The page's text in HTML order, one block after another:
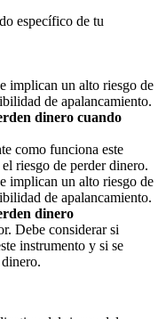
específico de tu
implican un alto riesgo de
de apalancamiento.
dinero cuando
como funciona este
riesgo de perder dinero.
implican un alto riesgo de
de apalancamiento.
dinero
Debe considerar si
instrumento y si se